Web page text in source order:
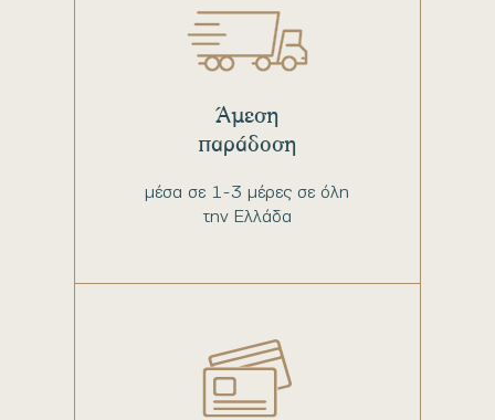
μέσα σε 1-3 μέρες σε όλη
την Ελλάδα
Άμεση
παράδοση